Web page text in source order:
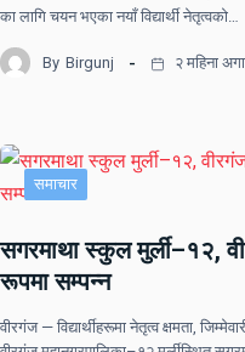
का लागि चयन भएका नयाँ विद्यार्थी नेतृत्वको…
By Birgunj २ महिना
समाचार
सगरमाथा स्कुल मुर्ली–१२,
रूपमा सम्पन्न
वीरगंज — विद्यार्थीहरूमा नेतृत्व क्षमता,